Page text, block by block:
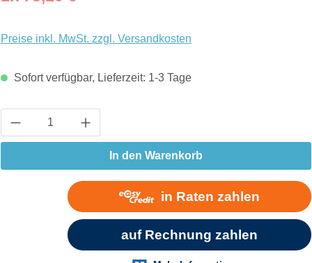
Preise inkl. MwSt. zzgl. Versandkosten
Sofort verfügbar, Lieferzeit: 1-3 Tage
Produkt Anzahl: Gib den gewünschten Wert
In den Warenkorb